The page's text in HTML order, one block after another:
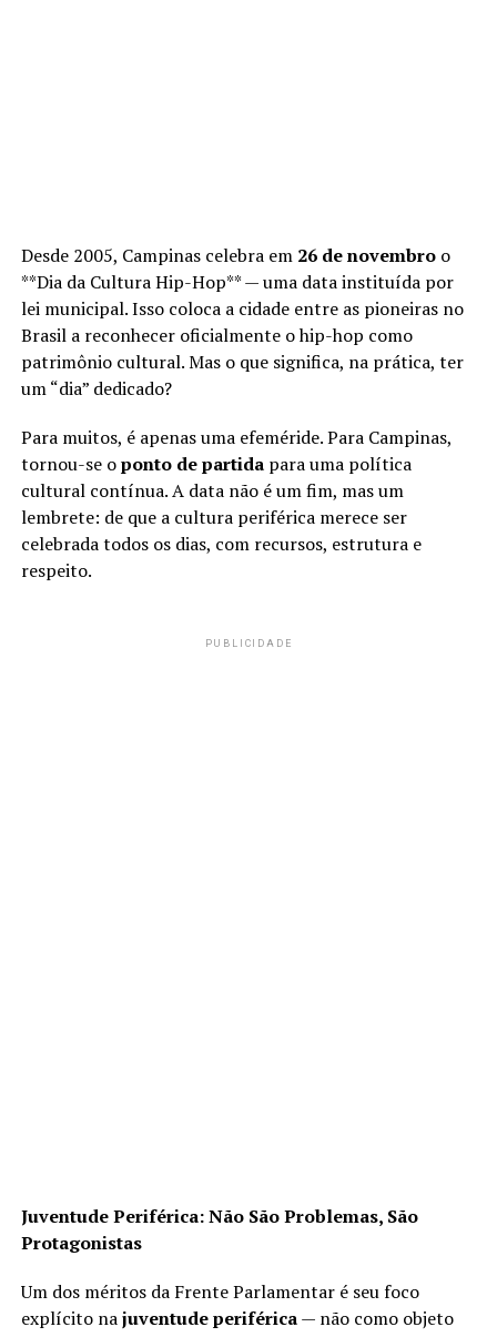
Desde 2005, Campinas celebra em 26 de novembroo
**Dia da Cultura Hip-Hop** — uma data instituída por
lei municipal. Isso coloca a cidade entre as pioneiras no
Brasil a reconhecer oficialmente o hip-hop como
patrimônio cultural. Mas o que significa, na prática, ter
um “dia” dedicado?
Para muitos, é apenas uma efeméride. Para Campinas,
tornou-se oponto de partidapara uma política
cultural contínua. A data não é um fim, mas um
lembrete: de que a cultura periférica merece ser
celebrada todos os dias, com recursos, estrutura e
respeito.
PUBLICIDADE
Juventude Periférica: Não São Problemas, São
Protagonistas
Um dos méritos da Frente Parlamentar é seu foco
explícito najuventude periférica— não como objeto